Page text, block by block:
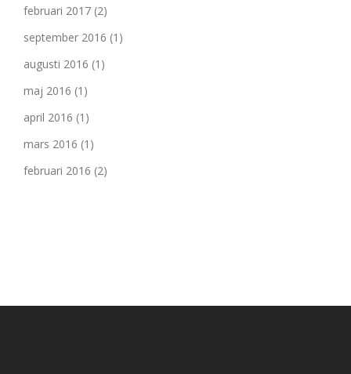
februari 2017 (2)
september 2016 (1)
augusti 2016 (1)
maj 2016 (1)
april 2016 (1)
mars 2016 (1)
februari 2016 (2)